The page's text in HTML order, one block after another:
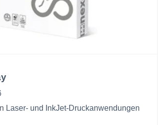
Laser- und InkJet-Druckanwendungen